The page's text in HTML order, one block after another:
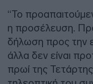
“Το
η προσέλευση.
δήλωση προς την
άλλα δεν είναι
πρωί της